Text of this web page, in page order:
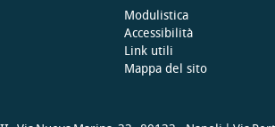
Modulistica
Accessibilità
Link utili
Mappa del sito